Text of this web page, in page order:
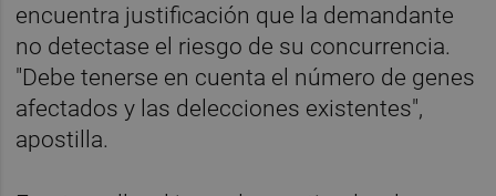
encuentra justificación que la demandante
no detectase el riesgo de su concurrencia.
"Debe tenerse en cuenta el número de genes
afectados y las delecciones existentes",
apostilla.